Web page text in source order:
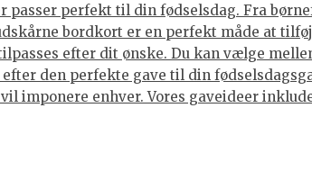
perfekt til din fødselsdag. Fra
bordkort er en perfekt måde at
efter dit ønske. Du kan vælge
den perfekte gave til din
imponere enhver. Vores gaveideer